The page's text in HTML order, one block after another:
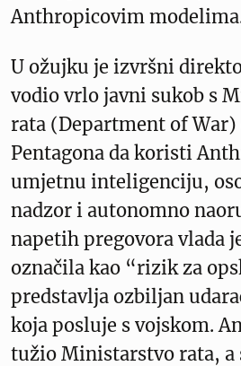
Anthropicovim
U ožujku je izvršni
vodio vrlo javni sukob s
rata (Department of
Pentagona da koristi
umjetnu inteligenciju,
nadzor i autonomno
napetih pregovora vlada
označila kao “rizik za
predstavlja ozbiljan
koja posluje s vojskom.
tužio Ministarstvo rata, a